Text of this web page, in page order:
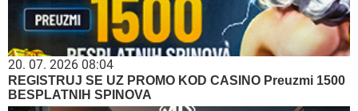
20. 07. 2026 08:04
REGISTRUJ SE UZ PROMO KOD CASINO Preuzmi 1500
BESPLATNIH SPINOVA